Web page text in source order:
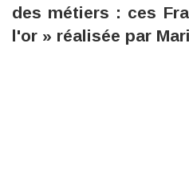
des métiers : ces
l'or » réalisée par